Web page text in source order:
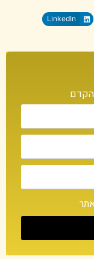
LinkedIn